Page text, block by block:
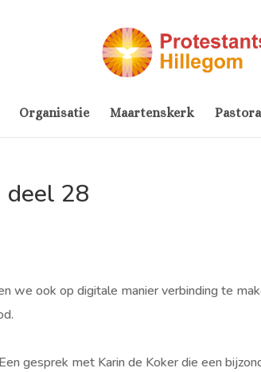
Organisatie Maartenskerk
28
we ook op digitale manier verbinding te
Een gesprek met Karin de Koker die een